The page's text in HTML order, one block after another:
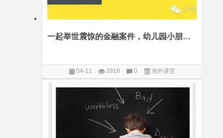
一起举世震惊的金融案件，幼儿园小朋友看这6幅图也能明白
04-11 3918 0 海外课堂